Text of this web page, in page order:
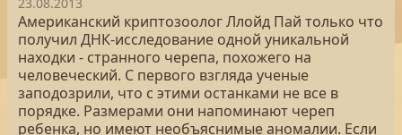
Американский криптозоолог Ллойд Пай только что
получил ДНК-исследование одной уникальной
находки - странного черепа, похожего на
человеческий. С первого взгляда ученые
заподозрили, что с этими останками не все в
порядке. Размерами они напоминают череп
ребенка, но имеют необъяснимые аномалии. Если